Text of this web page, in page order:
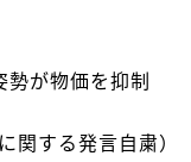
が物価を抑制
関する発言自粛）